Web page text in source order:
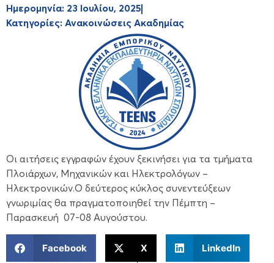
Ημερομηνία: 23 Ιουλίου, 2025
Κατηγορίες: Ανακοινώσεις Ακαδημίας
Οι αιτήσεις εγγραφών έχουν ξεκινήσει για τα τμήματα
Πλοιάρχων, Μηχανικών και Ηλεκτρολόγων –
Ηλεκτρονικών.Ο δεύτερος κύκλος συνεντεύξεων
γνωριμίας θα πραγματοποιηθεί την Πέμπτη –
Παρασκευή 07-08 Αυγούστου.
Facebook X LinkedIn